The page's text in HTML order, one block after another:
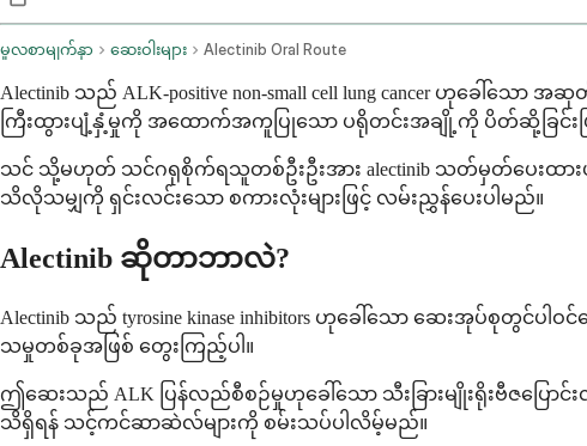
မူလစာမျက်နှာ ဆေးဝါးများ Alectinib Oral Route
Alectinib သည် ALK-positive non-small cell lung cancer ဟု
ကြီးထွားပျံ့နှံ့မှုကို အထောက်အကူပြုသော ပရိုတင်းအချို့ကို ပိတ်ဆို့ခြင်း
သင် သို့မဟုတ် သင်ဂရုစိုက်ရသူတစ်ဦးဦးအား alectinib သတ်မှတ်ပေးထ
သိလိုသမျှကို ရှင်းလင်းသော စကားလုံးများဖြင့် လမ်းညွှန်ပေးပါမည်။
Alectinib ဆိုတာဘာလဲ?
Alectinib သည် tyrosine kinase inhibitors ဟုခေါ်သော ဆေးအုပ်စု
သမှုတစ်ခုအဖြစ် တွေးကြည့်ပါ။
ဤဆေးသည် ALK ပြန်လည်စီစဉ်မှုဟုခေါ်သော သီးခြားမျိုးရိုးဗီဇပ
သိရှိရန် သင့်ကင်ဆာဆဲလ်များကို စမ်းသပ်ပါလိမ့်မည်။